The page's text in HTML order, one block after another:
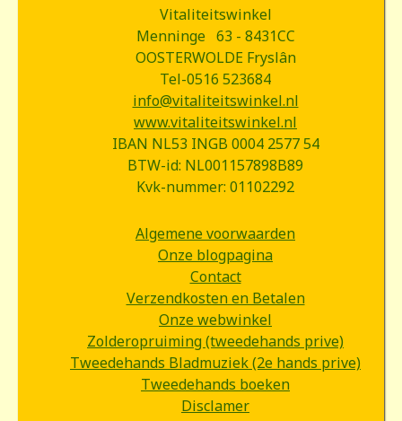
Vitaliteitswinkel
Menninge 63 - 8431CC
OOSTERWOLDE Fryslân
Tel-0516 523684
info@vitaliteitswinkel.nl
www.vitaliteitswinkel.nl
IBAN NL53 INGB 0004 2577 54
BTW-id: NL001157898B89
Kvk-nummer: 01102292
Algemene voorwaarden
Onze blogpagina
Contact
Verzendkosten en Betalen
Onze webwinkel
Zolderopruiming (tweedehands prive)
Tweedehands Bladmuziek (2e hands prive)
Tweedehands boeken
Disclamer